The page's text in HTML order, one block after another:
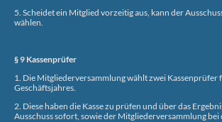
5. Scheidet ein Mitglied vorzeitig aus, kann der
wählen.
§ 9 Kassenprüfer
1. Die Mitgliederversammlung wählt zwei Kassenprüfer
Geschäftsjahres.
2. Diese haben die Kasse zu prüfen und über das
Ausschuss sofort, sowie der Mitgliederversammlung bei